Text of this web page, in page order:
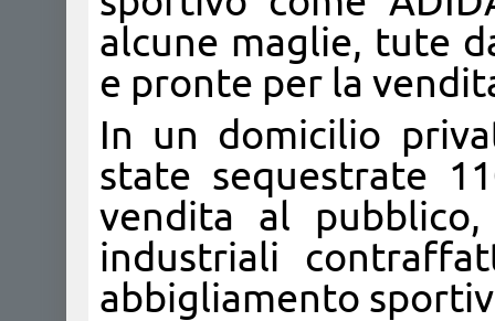
alcune maglie, tute
e pronte per la
In un domicilio
state sequestrate
vendita al
industriali
abbigliamento